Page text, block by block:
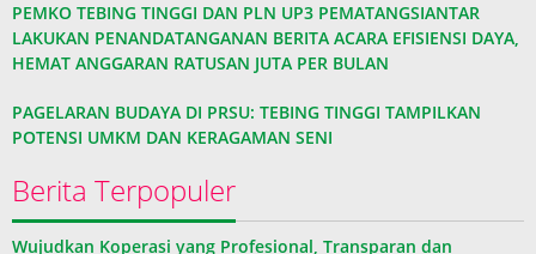
PEMKO TEBING TINGGI DAN PLN UP3 PEMATANGSIANTAR
LAKUKAN PENANDATANGANAN BERITA ACARA EFISIENSI DAYA,
HEMAT ANGGARAN RATUSAN JUTA PER BULAN
PAGELARAN BUDAYA DI PRSU: TEBING TINGGI TAMPILKAN
POTENSI UMKM DAN KERAGAMAN SENI
Berita Terpopuler
Wujudkan Koperasi yang Profesional, Transparan dan